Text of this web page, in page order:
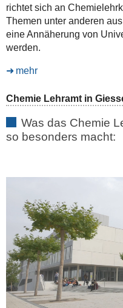
richtet sich an
Themen unter anderen
eine Annäherung von
werden.
mehr
Chemie Lehramt in
Was das Chemie
so besonders macht: